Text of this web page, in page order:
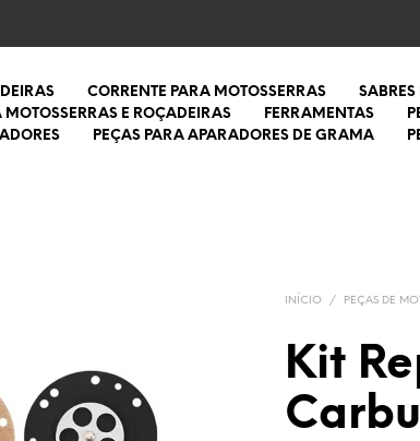
CORRENTE PARA MOTOSSERRAS
MOTOSSERRAS E ROÇADEIRAS FERRAMENTAS
PEÇAS PARA APARADORES DE GRAMA
INÍCIO / PEÇAS DE
Kit